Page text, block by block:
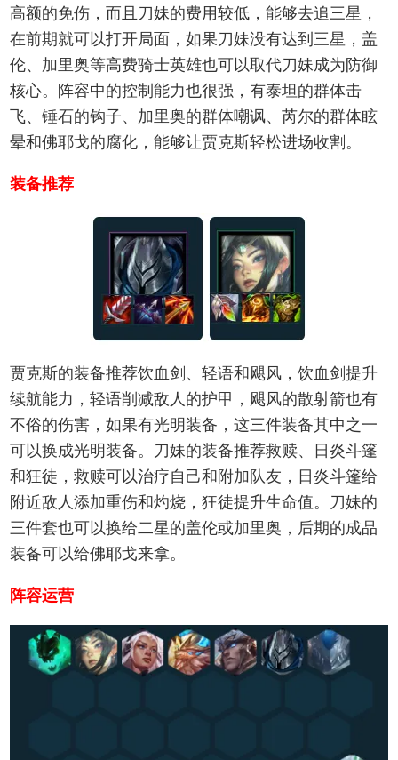
高额的免伤，而且刀妹的费用较低，能够去追三星，
在前期就可以打开局面，如果刀妹没有达到三星，盖
伦、加里奥等高费骑士英雄也可以取代刀妹成为防御
核心。阵容中的控制能力也很强，有泰坦的群体击
飞、锤石的钩子、加里奥的群体嘲讽、芮尔的群体眩
晕和佛耶戈的腐化，能够让贾克斯轻松进场收割。
装备推荐
贾克斯的装备推荐饮血剑、轻语和飓风，饮血剑提升
续航能力，轻语削减敌人的护甲，飓风的散射箭也有
不俗的伤害，如果有光明装备，这三件装备其中之一
可以换成光明装备。刀妹的装备推荐救赎、日炎斗篷
和狂徒，救赎可以治疗自己和附加队友，日炎斗篷给
附近敌人添加重伤和灼烧，狂徒提升生命值。刀妹的
三件套也可以换给二星的盖伦或加里奥，后期的成品
装备可以给佛耶戈来拿。
阵容运营